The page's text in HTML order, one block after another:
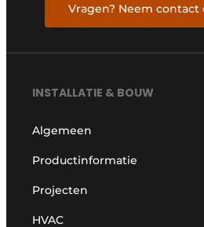
Vragen? Neem contact
INSTALLATIE & BOUW
Algemeen
Productinformatie
Projecten
HVAC